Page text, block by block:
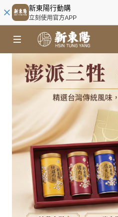
新東陽行動購
立刻使用官方APP